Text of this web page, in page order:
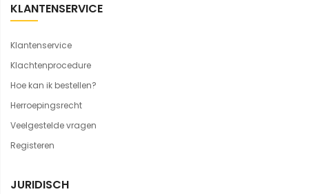
KLANTENSERVICE
Klantenservice
Klachtenprocedure
Hoe kan ik bestellen?
Herroepingsrecht
Veelgestelde vragen
Registeren
JURIDISCH